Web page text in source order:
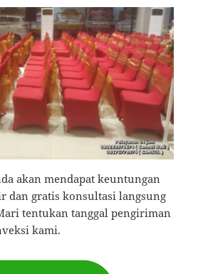
akan mendapat keuntungan
dan gratis konsultasi langsung
tentukan tanggal pengiriman
kami.